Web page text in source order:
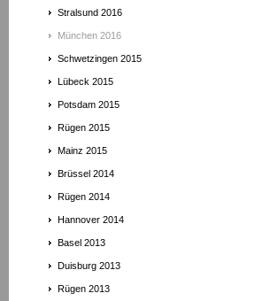
Stralsund 2016
München 2016
Schwetzingen 2015
Lübeck 2015
Potsdam 2015
Rügen 2015
Mainz 2015
Brüssel 2014
Rügen 2014
Hannover 2014
Basel 2013
Duisburg 2013
Rügen 2013